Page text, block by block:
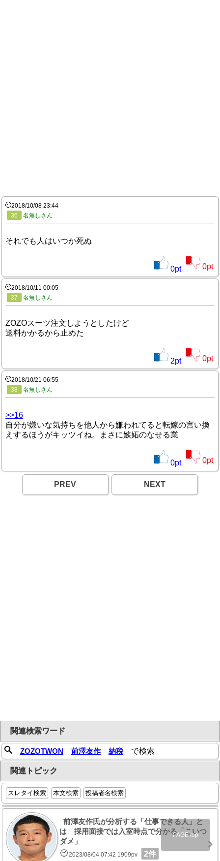
2018/10/08 23:44
36
名無しさん
それでも人はいつか死ぬ
0pt 0pt
2018/10/11 00:05
37
名無しさん
ZOZOスーツ注文しようとしたけど
送料かかるから止めた
2pt 0pt
2018/10/21 06:55
38
名無しさん
>>16
自分が嫌いな気持ちを他人から嫌われてると転嫁の言い換
えするほうがキッツイね。まさに嫉妬のなせる業
0pt 0pt
PREV NEXT
関連検索ワード
ZOZOTWON 前澤友作 納税で検索
関連トピック
スレタイ検索 本文検索 投稿者名検索
前澤友作氏が分析する「仕事できる人」と
は 採用面接では入室時点で分かる「こいつ
ダメ」
2023/08/04 07:42 1909pv 2件
PAGE top